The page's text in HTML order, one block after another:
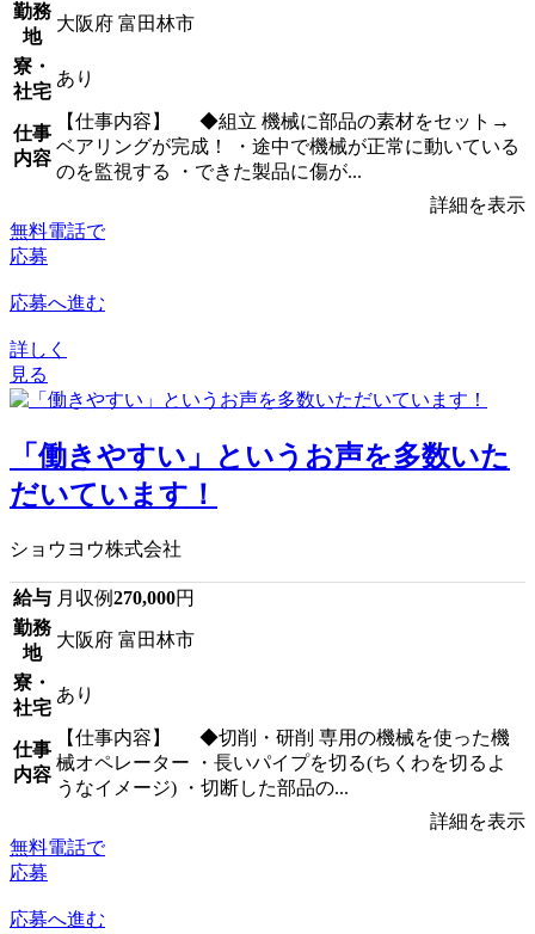
勤務
地
大阪府 富田林市
寮・
社宅
あり
仕事
内容
【仕事内容】 ◆組立 機械に部品の素材をセット→
ベアリングが完成！ ・途中で機械が正常に動いている
のを監視する ・できた製品に傷が...
詳細を表示
無料電話で
応募
応募へ進む
詳しく
見る
「働きやすい」というお声を多数いた
だいています！
ショウヨウ株式会社
給与 月収例270,000円
勤務
地
大阪府 富田林市
寮・
社宅
あり
仕事
内容
【仕事内容】 ◆切削・研削 専用の機械を使った機
械オペレーター ・長いパイプを切る(ちくわを切るよ
うなイメージ) ・切断した部品の...
詳細を表示
無料電話で
応募
応募へ進む